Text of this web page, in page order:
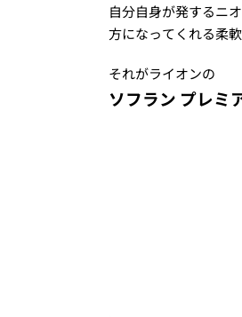
自分自身が発するニ
方になってくれる柔
それがライオンの
ソフラン プレミ